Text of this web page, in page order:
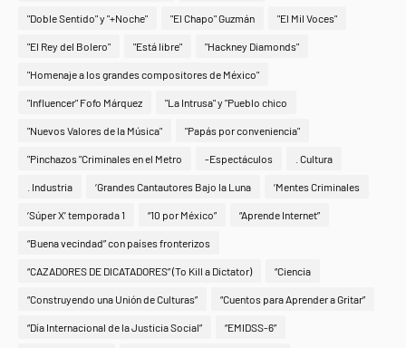
"Doble Sentido" y "+Noche" "El Chapo" Guzmán "El Mil Voces"
"El Rey del Bolero" "Está libre" "Hackney Diamonds"
"Homenaje a los grandes compositores de México"
"Influencer" Fofo Márquez "La Intrusa" y "Pueblo chico
"Nuevos Valores de la Música" "Papás por conveniencia"
"Pinchazos "Criminales en el Metro -Espectáculos . Cultura
. Industria ‘Grandes Cantautores Bajo la Luna ‘Mentes Criminales
‘Súper X’ temporada 1 “10 por México” “Aprende Internet”
“Buena vecindad” con países fronterizos
“CAZADORES DE DICATADORES” (To Kill a Dictator) “Ciencia
“Construyendo una Unión de Culturas” “Cuentos para Aprender a Gritar”
“Día Internacional de la Justicia Social” “EMIDSS-6”